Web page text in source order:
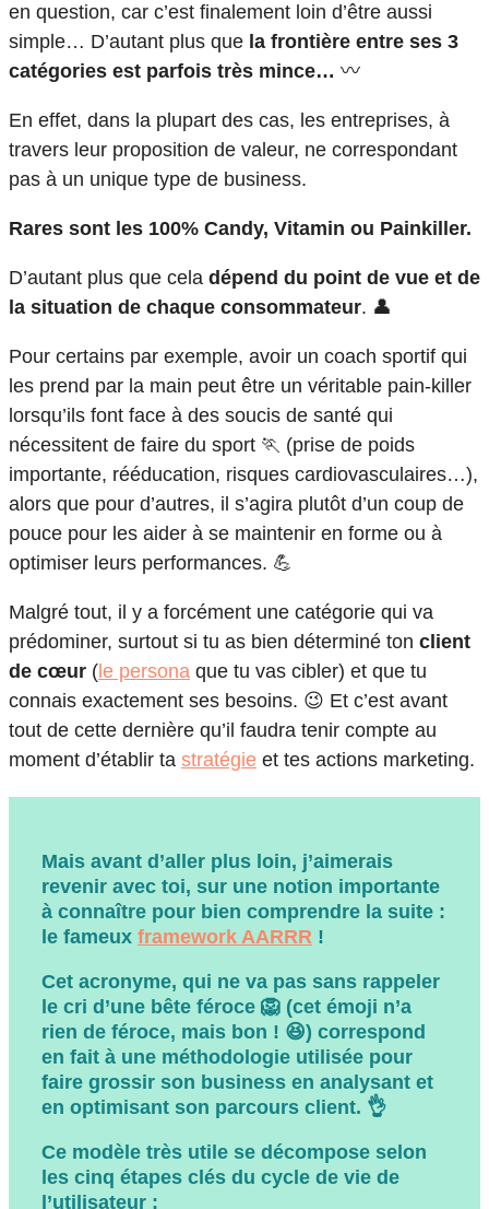
en question, car c’est finalement loin d’être aussi
simple… D’autant plus que la frontière entre ses 3
catégories est parfois très mince… 〰️
En effet, dans la plupart des cas, les entreprises, à
travers leur proposition de valeur, ne correspondant
pas à un unique type de business.
Rares sont les 100% Candy, Vitamin ou Painkiller.
D’autant plus que cela dépend du point de vue et de
la situation de chaque consommateur. 👤
Pour certains par exemple, avoir un coach sportif qui
les prend par la main peut être un véritable pain-killer
lorsqu’ils font face à des soucis de santé qui
nécessitent de faire du sport 🏃 (prise de poids
importante, rééducation, risques cardiovasculaires…),
alors que pour d’autres, il s’agira plutôt d’un coup de
pouce pour les aider à se maintenir en forme ou à
optimiser leurs performances. 💪
Malgré tout, il y a forcément une catégorie qui va
prédominer, surtout si tu as bien déterminé ton client
de cœur ( le persona que tu vas cibler) et que tu
connais exactement ses besoins. 😉 Et c’est avant
tout de cette dernière qu’il faudra tenir compte au
moment d’établir ta stratégie et tes actions marketing.
Mais avant d’aller plus loin, j’aimerais
revenir avec toi, sur une notion importante
à connaître pour bien comprendre la suite :
le fameux framework AARRR !
Cet acronyme, qui ne va pas sans rappeler
le cri d’une bête féroce 🦁 (cet émoji n’a
rien de féroce, mais bon ! 😆) correspond
en fait à une méthodologie utilisée pour
faire grossir son business en analysant et
en optimisant son parcours client. 👌
Ce modèle très utile se décompose selon
les cinq étapes clés du cycle de vie de
l’utilisateur :